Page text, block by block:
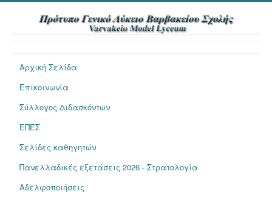
Αρχική Σελίδα
Επικοινωνία
Σύλλογος Διδασκόντων
ΕΠΕΣ
Σελίδες καθηγητών
Πανελλαδικές εξετάσεις 2026 - Στρατολογία
Αδελφοποιήσεις